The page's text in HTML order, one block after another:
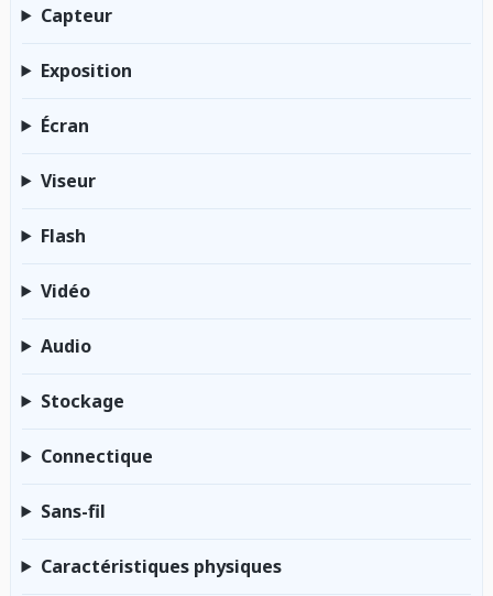
Capteur
Exposition
Écran
Viseur
Flash
Vidéo
Audio
Stockage
Connectique
Sans-fil
Caractéristiques physiques